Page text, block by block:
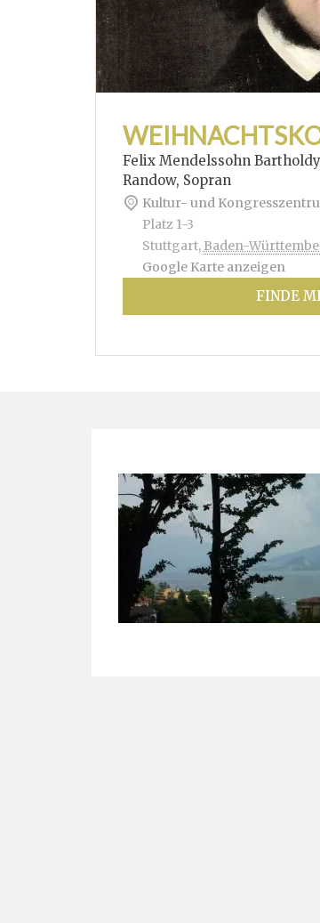
Felix Mendelssohn
Randow, Sopran
Kultur- und
Platz 1-3
Stuttgart, Baden-
Google Karte anzeigen
FINDE